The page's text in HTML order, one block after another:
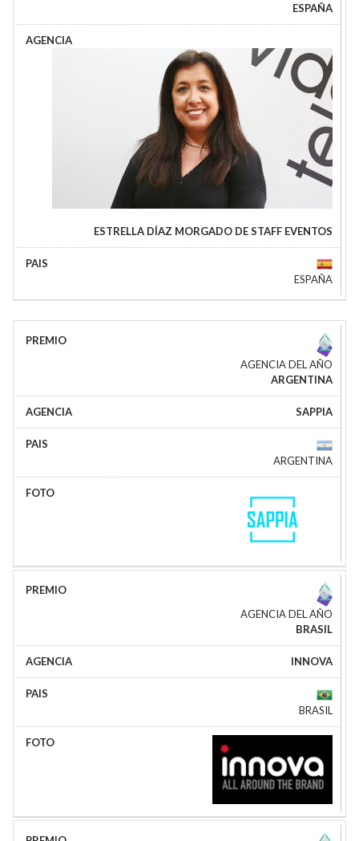
ESPAÑA
ESTRELLA DÍAZ MORGADO DE STAFF EVENTOS
ESPAÑA
AGENCIA DEL AÑO
ARGENTINA
SAPPIA
ARGENTINA
AGENCIA DEL AÑO
BRASIL
INNOVA
BRASIL